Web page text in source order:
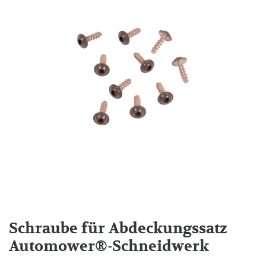
Schraube für Abdeckungssatz
Automower®-Schneidwerk